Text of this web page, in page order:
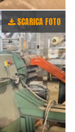
SCARICA FOTO